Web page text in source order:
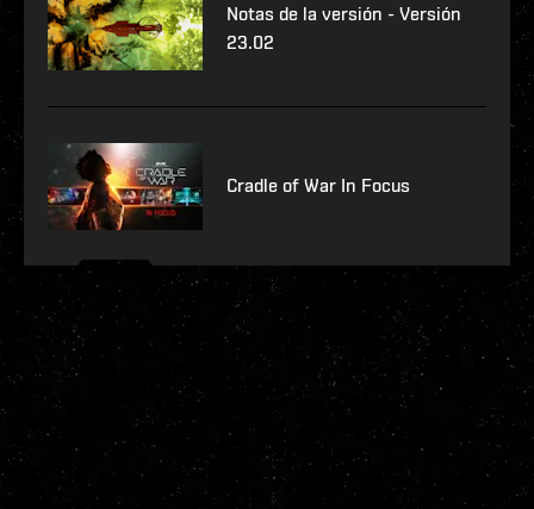
Notas de la versión - Versión
23.02
Cradle of War In Focus